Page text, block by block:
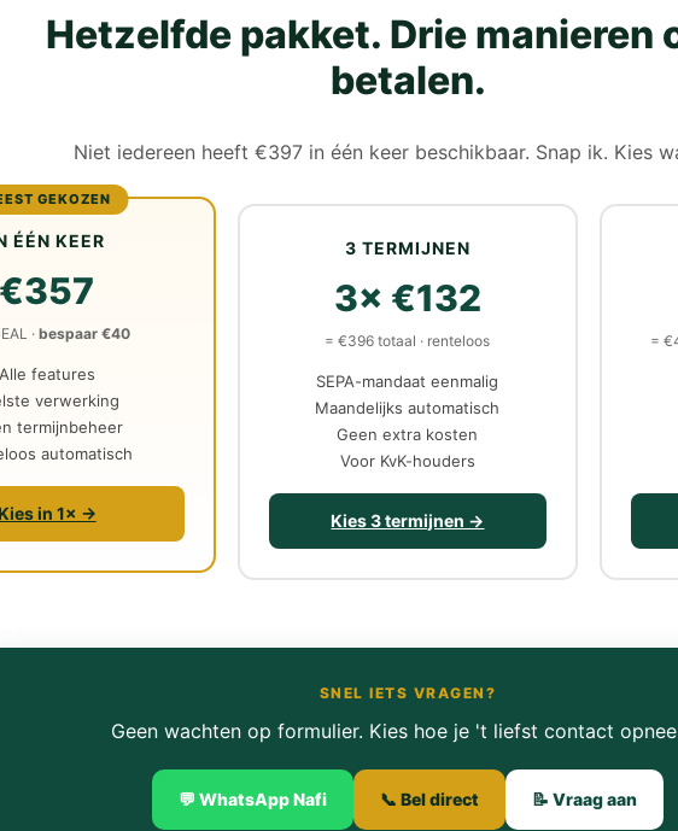
Hetzelfde pakket. Drie manieren
betalen.
Niet iedereen heeft €397 in één keer beschikbaar. Snap ik. Kies
GEKOZEN
ÉÉN KEER
€357
·bespaar €40
Alle features
verwerking
termijnbeheer
automatisch
in 1× →
3 TERMIJNEN
3× €132
= €396 totaal · renteloos
SEPA-mandaat eenmalig
Maandelijks automatisch
Geen extra kosten
Voor KvK-houders
Kies 3 termijnen →
=
SNEL IETS VRAGEN?
Geen wachten op formulier. Kies hoe je 't liefst contact
💬 WhatsApp Nafi 📞 Bel direct 📝 Vraag aan